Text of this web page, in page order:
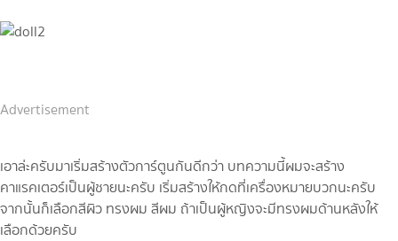
Advertisement
เอาล่ะครับมาเริ่มสร้างตัวการ์ตูนกันดีกว่า บทความนี้ผมจะสร้าง
คาแรคเตอร์เป็นผู้ชายนะครับ เริ่มสร้างให้กดที่เครื่องหมายบวกนะครับ
จากนั้นก็เลือกสีผิว ทรงผม สีผม ถ้าเป็นผู้หญิงจะมีทรงผมด้านหลังให้
เลือกด้วยครับ